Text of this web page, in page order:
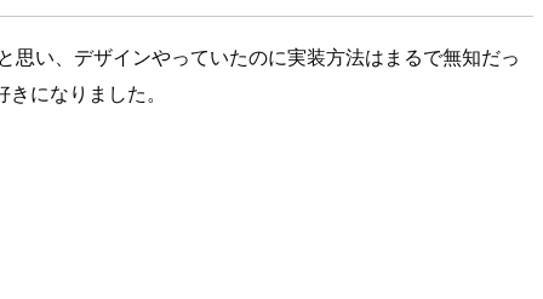
い、デザインやっていたのに実装方法はまるで無知だっ
になりました。